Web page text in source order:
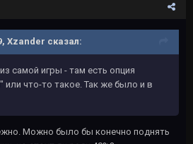
Xzander сказал:
самой игры - там есть опция
или что-то такое. Так же было и в
Можно было бы конечно поднять